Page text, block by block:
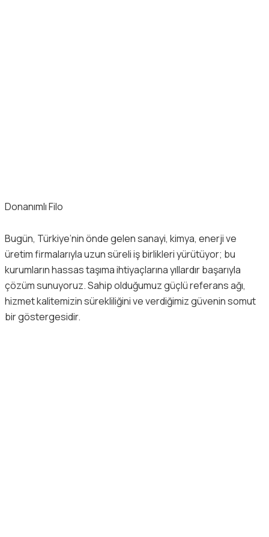
Donanımlı Filo
Bugün, Türkiye’nin önde gelen sanayi, kimya, enerji ve
üretim firmalarıyla uzun süreli iş birlikleri yürütüyor; bu
kurumların hassas taşıma ihtiyaçlarına yıllardır başarıyla
çözüm sunuyoruz. Sahip olduğumuz güçlü referans ağı,
hizmet kalitemizin sürekliliğini ve verdiğimiz güvenin somut
bir göstergesidir.